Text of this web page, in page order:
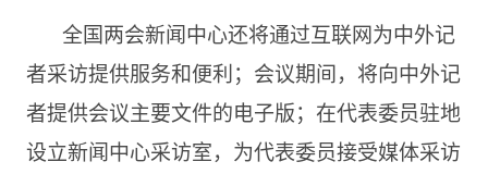
全国两会新闻中心还将通过互联网为中外记
者采访提供服务和便利；会议期间，将向中外记
者提供会议主要文件的电子版；在代表委员驻地
设立新闻中心采访室，为代表委员接受媒体采访